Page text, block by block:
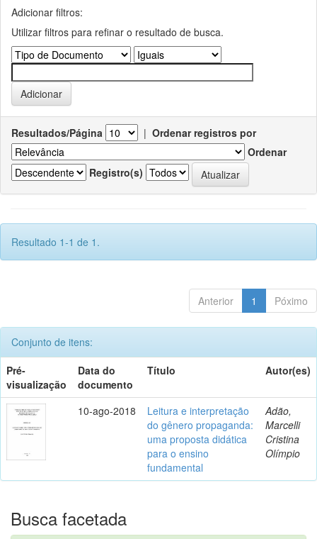
Adicionar filtros:
Utilizar filtros para refinar o resultado de busca.
Resultados/Página | Ordenar registros por
Ordenar
Registro(s)
Resultado 1-1 de 1.
Anterior 1 Póximo
Conjunto de itens:
Pré-
visualização
Data do
documento
Título Autor(es)
10-ago-2018
Leitura e interpretação
do gênero propaganda:
uma proposta didática
para o ensino
fundamental
Adão,
Marcelli
Cristina
Olímpio
Busca facetada